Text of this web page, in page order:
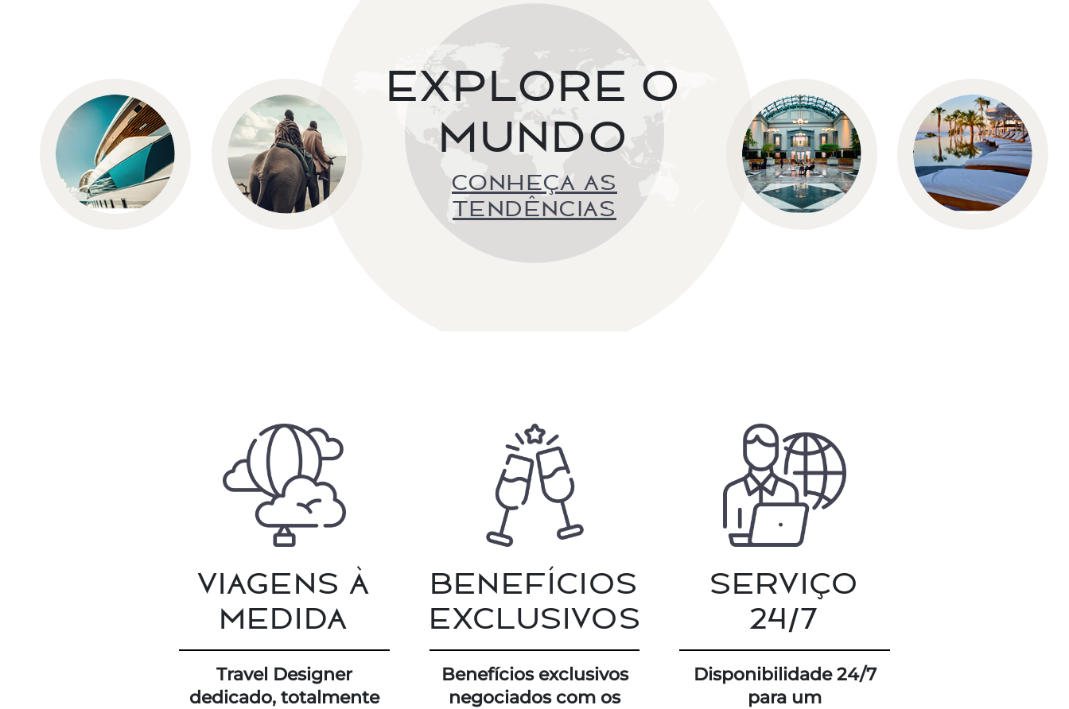
EXPLORE O
MUNDO
CONHEÇA AS
TENDÊNCIAS
VIAGENS À
MEDIDA
Travel Designer
dedicado, totalmente
BENEFÍCIOS
EXCLUSIVOS
Benefícios exclusivos
negociados com os
SERVIÇO
24/7
Disponibilidade 24/7
para um